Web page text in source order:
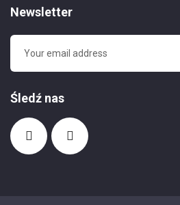
Newsletter
Śledź nas